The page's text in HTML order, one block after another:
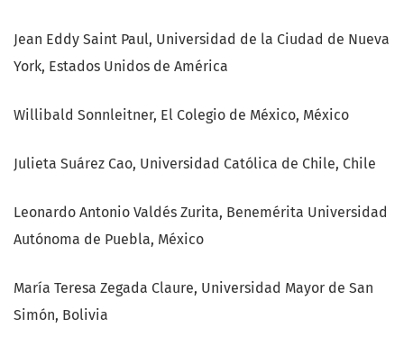
Jean Eddy Saint Paul, Universidad de la Ciudad de Nueva
York, Estados Unidos de América
Willibald Sonnleitner, El Colegio de México, México
Julieta Suárez Cao, Universidad Católica de Chile, Chile
Leonardo Antonio Valdés Zurita, Benemérita Universidad
Autónoma de Puebla, México
María Teresa Zegada Claure, Universidad Mayor de San
Simón, Bolivia